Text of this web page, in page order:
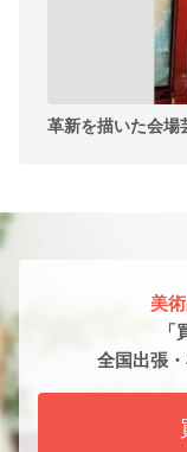
革新を描いた会
美
全国出張